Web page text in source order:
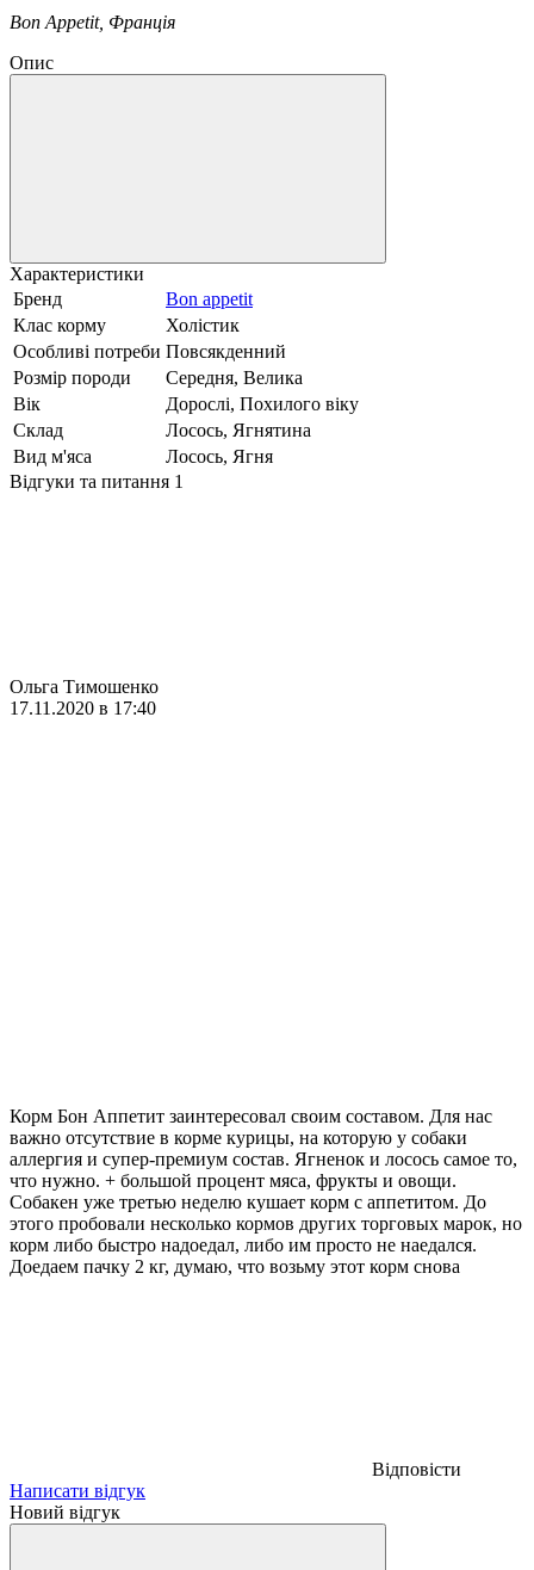
Bon Appetit, Франція
Опис
Характеристики
Бренд
Bon appetit
Клас корму
Холістик
Особливі потреби Повсякденний
Розмір породи
Середня, Велика
Вік
Дорослі, Похилого віку
Склад
Лосось, Ягнятина
Вид м'яса
Лосось, Ягня
Відгуки та питання 1
Ольга Тимошенко
17.11.2020 в 17:40
Корм Бон Аппетит заинтересовал своим составом. Для нас
важно отсутствие в корме курицы, на которую у собаки
аллергия и супер-премиум состав. Ягненок и лосось самое то,
что нужно. + большой процент мяса, фрукты и овощи.
Собакен уже третью неделю кушает корм с аппетитом. До
этого пробовали несколько кормов других торговых марок, но
корм либо быстро надоедал, либо им просто не наедался.
Доедаем пачку 2 кг, думаю, что возьму этот корм снова
Відповісти
Написати відгук
Новий відгук